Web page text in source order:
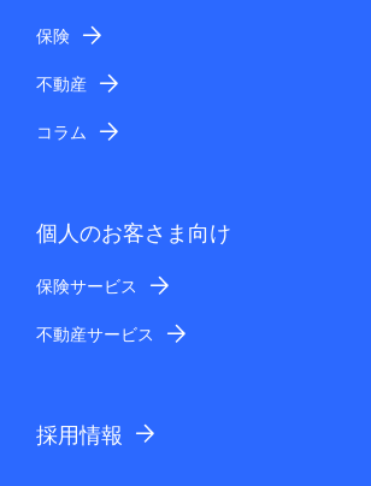
保険
不動産
コラム
個人のお客さま向け
保険サービス
不動産サービス
採用情報